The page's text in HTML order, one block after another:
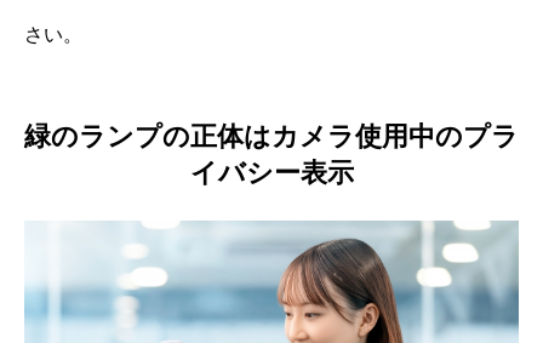
さい。
緑のランプの正体はカメラ使用中のプラ
イバシー表示